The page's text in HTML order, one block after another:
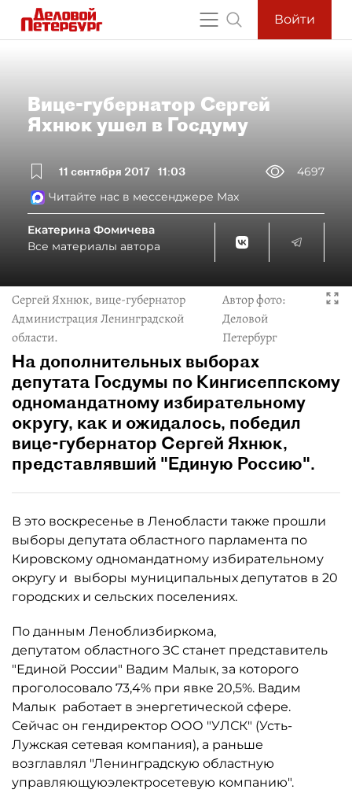
Войти
Вице-губернатор Сергей
Яхнюк ушел в Госдуму
11 сентября 2017 11:03
4697
Читайте нас в мессенджере Max
Екатерина Фомичева
Все материалы автора
Сергей Яхнюк, вице-губернатор
Администрация Ленинградской
области.
Автор фото:
Деловой
Петербург
На дополнительных выборах
депутата Госдумы по Кингисеппскому
одномандатному избирательному
округу, как и ожидалось, победил
вице-губернатор Сергей Яхнюк,
представлявший "Единую Россию".
В это воскресенье в Ленобласти также прошли
выборы депутата областного парламента по
Кировскому одномандатному избирательному
округу и выборы муниципальных депутатов в 20
городских и сельских поселениях.
По данным Леноблизбиркома,
депутатом областного ЗС станет представитель
"Единой России" Вадим Малык, за которого
проголосовало 73,4% при явке 20,5%. Вадим
Малык работает в энергетической сфере.
Сейчас он гендиректор ООО "УЛСК" (Усть-
Лужская сетевая компания), а раньше
возглавлял "Ленинградскую областную
управляющуюэлектросетевую компанию".